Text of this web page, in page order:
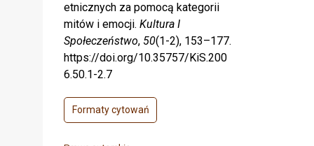
etnicznych za pomocą kategorii
mitów i emocji. Kultura I
Społeczeństwo, 50(1-2), 153–177.
https://doi.org/10.35757/KiS.200
6.50.1-2.7
Formaty cytowań